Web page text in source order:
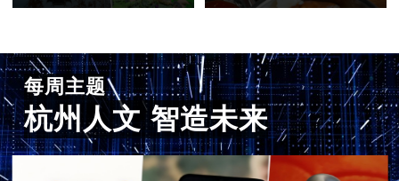
每周主题
杭州人文 智造未来